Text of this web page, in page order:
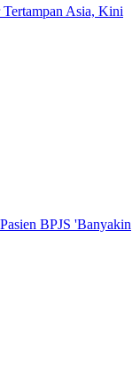
Asia, Kini
BPJS 'Banyakin